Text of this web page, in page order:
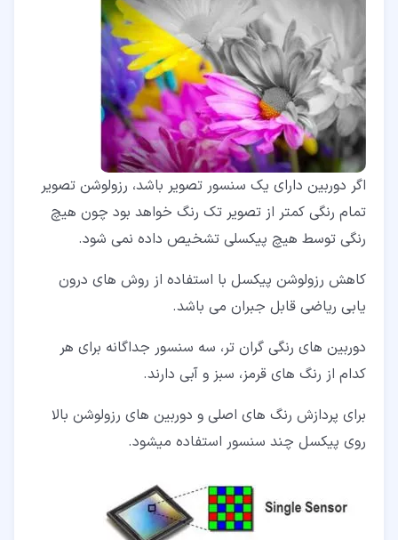
اگر دوربین دارای یک سنسور تصویر باشد، رزولوشن تصویر
تمام رنگی کمتر از تصویر تک رنگ خواهد بود چون هیچ
رنگی توسط هیچ پیکسلی تشخیص داده نمی شود.
کاهش رزولوشن پیکسل با استفاده از روش های درون
یابی ریاضی قابل جبران می باشد.
دوربین های رنگی گران تر، سه سنسور جداگانه برای هر
کدام از رنگ های قرمز، سبز و آبی دارند.
برای پردازش رنگ های اصلی و دوربین های رزولوشن بالا
روی پیکسل چند سنسور استفاده میشود.